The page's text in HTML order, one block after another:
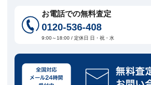
お電話での無料査定
0120-536-408
9:00～18:00 / 定休日 日・祝・水